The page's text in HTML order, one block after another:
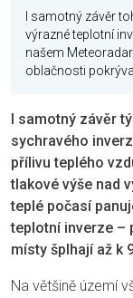
I samotný závěr
výrazné teplotní
našem
oblačnosti
I samotný závěr
sychravého
přílivu teplého
tlakové výše nad
teplé počasí
teplotní inverze –
místy šplhají až k
Na většině území